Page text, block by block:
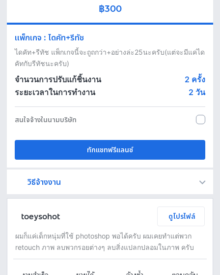
฿300
แพ็กเกจ : ไดคัท+รีทัช
ไดคัท+รีทัช แพ็กเกจนี้จะถูถกว่า+อย่างล่ะ25นะครับ(แต่จะมีแค่ได
คัทกับรีทัชนะครับ)
จำนวนการปรับแก้ชิ้นงาน
2 ครั้ง
ระยะเวลาในการทำงาน
2 วัน
สนใจจ้างในนามบริษัท
ทักแชทฟรีแลนซ์
วิธีจ้างงาน
toeysohot ดูโปรไฟล์
ผมก็แค่เด็กหนุ่มที่ใช้ photoshop พอได้ครับ ผมเคยทำแต่พวก
retouch ภาพ ลบพวกรอยต่างๆ ลบสิ่งแปลกปลอมในภาพ ครับ